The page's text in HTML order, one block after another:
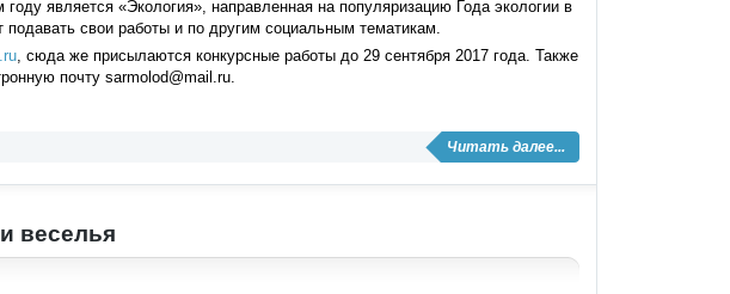
году является «Экология», направленная на популяризацию Года экологии в
подавать свои работы и по другим социальным тематикам.
, сюда же присылаются конкурсные работы до 29 сентября 2017 года. Также
почту sarmolod@mail.ru.
Читать далее...
веселья